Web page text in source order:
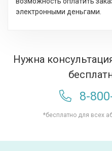
электронными деньгами.
Нужна
8-
*бесплатно для всех